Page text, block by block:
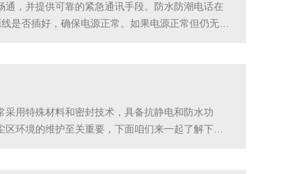
，并提供可靠的紧急通讯手段。防水防潮电话在
是否插好，确保电源正常。如果电源正常但仍无法
用特殊材料和密封技术，具备抗静电和防水功
环境的维护至关重要，下面咱们来一起了解下具